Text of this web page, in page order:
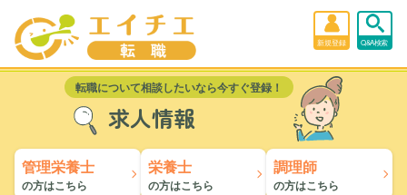
新規登録 Q&A検索
転職について相談したいなら今すぐ登録！
求人情報
管理栄養士
の方はこちら
栄養士
の方はこちら
調理師
の方はこちら